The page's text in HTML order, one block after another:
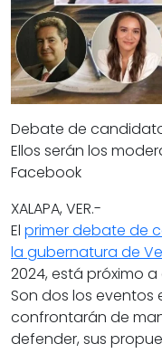
Debate de
Ellos serán los
Facebook
XALAPA, VER.-
El primerdebate de
la gubernatura de
2024, está próximo
Son dos los eventos
confrontarán de
defender, sus